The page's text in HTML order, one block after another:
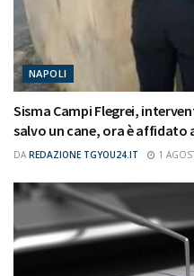
NAPOLI
Sisma Campi Flegrei,
salvo un cane, ora è affidato
DA REDAZIONE TGYOU24.IT 1